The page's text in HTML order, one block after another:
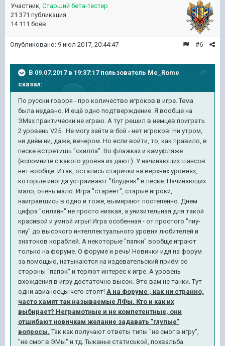
Участник, Старший бета-тестер
21 371 публикация
14 111 боёв
#6
Опубликовано: 9 июл 2017, 20:44:47
В 09.07.2017 в 19:37:17 пользователь Me_Rome
сказал:
По русски говоря - про количество игроков в игре. Тема
была недавно. И ещё одно подтверждение. Я вообще на
ЭМах практически не играю. А тут решил в немцев поиграть.
2 уровень V25. Не могу зайти в бой - нет игроков! Ни утром,
ни днём ни, даже, вечером. Но если войти, то, как правило, в
песке встретишь "скилла". Во флажках и камуфляже
(вспомните с какого уровня их дают). У начинающих шансов
нет вообще. Итак, остались старички на верхних уровнях,
которые иногда устраивают "блудняк" в песке. Начинающих
мало, очень мало. Игра "стареет", старые игроки,
наигравшись в одно и тоже, вымирают постепенно. Днем
цифра "онлайн" не просто низкая, а унизительная для такой
красивой и умной игры! Игра особенная - от простого "пиу-
пиу" до высокого интеллектуального уровня любителей и
знатоков кораблей. А некоторые "папки" вообще играют
только на форуме. О форуме и речь! Новички идя на форум
за помощью, натыкаются на издевательский приём со
стороны "папок" и теряют интерес к игре. А уровень
вхождения в игру достаточно высок. Это вам не танки. Тут
одни авианосцы чего стоят! А на форуме , как ни странно,
часто хамят так называемые ЛФы. Кто и как их
выбирает? Неграмотные и не компетентные, они
отшибают новичкам желание задавать "глупые"
вопросы. Так как получают ответы типы "не смог в игру",
"не смог в ЭМы" и тд. Тыканье статиськой, похвальба